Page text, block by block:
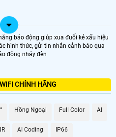
🖥 LẮP CAMERA TRỌN BỘ
nhiều chức năng ưu việt mà bạn nên sử
2 chiều. xoay 360 độ hay camera có
trộm mà tùy loại camera có những
báo động giúp xua đuổi kẻ xấu hiệu
hình thức, gửi tin nhắn cảnh báo qua
động nháy đèn
CHÍNH HÃNG
Hồng Ngoại Full Color AI
AI Coding IP66